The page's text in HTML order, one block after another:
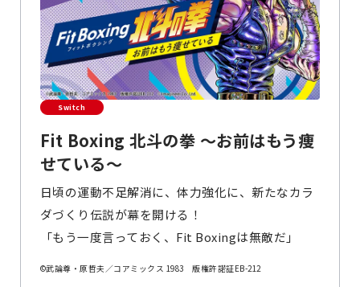
Switch
Fit Boxing 北斗の拳 ～お前はもう痩
せている～
日頃の運動不足解消に、体力強化に、新たなカラ
ダづくり伝説が幕を開ける！
「もう一度言っておく、Fit Boxingは無敵だ」
©武論尊・原哲夫／コアミックス 1983 版権許諾証EB-212